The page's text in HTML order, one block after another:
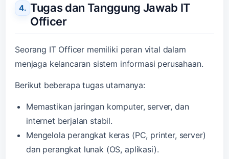
Tugas dan Tanggung Jawab IT
Officer
Seorang IT Officer memiliki peran vital dalam
menjaga kelancaran sistem informasi perusahaan.
Berikut beberapa tugas utamanya:
Memastikan jaringan komputer, server, dan
internet berjalan stabil.
Mengelola perangkat keras (PC, printer, server)
dan perangkat lunak (OS, aplikasi).